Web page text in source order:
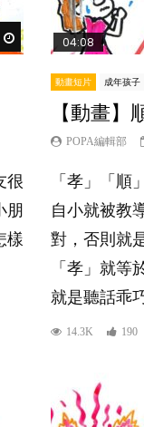
Watch Later
很
朋
樣
04:08
動畫短片 成年孩子
【動畫】
POPA編輯部
「孝」「順
自小就被教
對，否則就
「孝」就等
就是聽話乖
14.3K 190